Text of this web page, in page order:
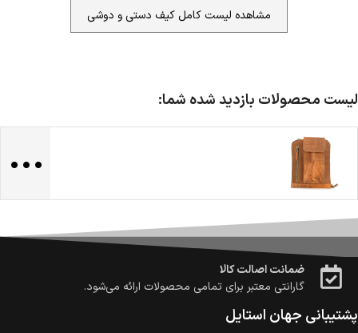
مشاهده لیست کامل کیف دستی و دوشی
لیست محصولات بازدید شده شما:
...
ضمانت اصالت کالا
سفارش‌های بیش از 500 هزار تومان ، رایگان به سراسر کشور
ارسال می‌شود.
ضمانت بازگشت کالا
تا 14 روز پس از تحویل کالا می‌توانید آن را برگشت دهید.
امکان پرداخت در محل
در هنگام خرید محصول، امکان انتخاب پرداخت در محل
وجود دارد.
امکان پرداخت اقساطی
خرید اقساطی با شرایط آسان و بدون ضامن امکان‌پذیر
است.
ضمانت اصالت کالا
گارانتی معتبر برای تمامی محصولات ارائه می‌شود.
پشتیبانی جهان استایل